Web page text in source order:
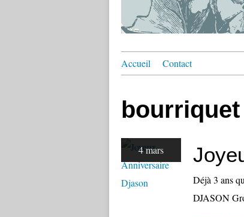
Accueil Contact
bourriquet
4 mars
Déjà 3 ans
DJASON